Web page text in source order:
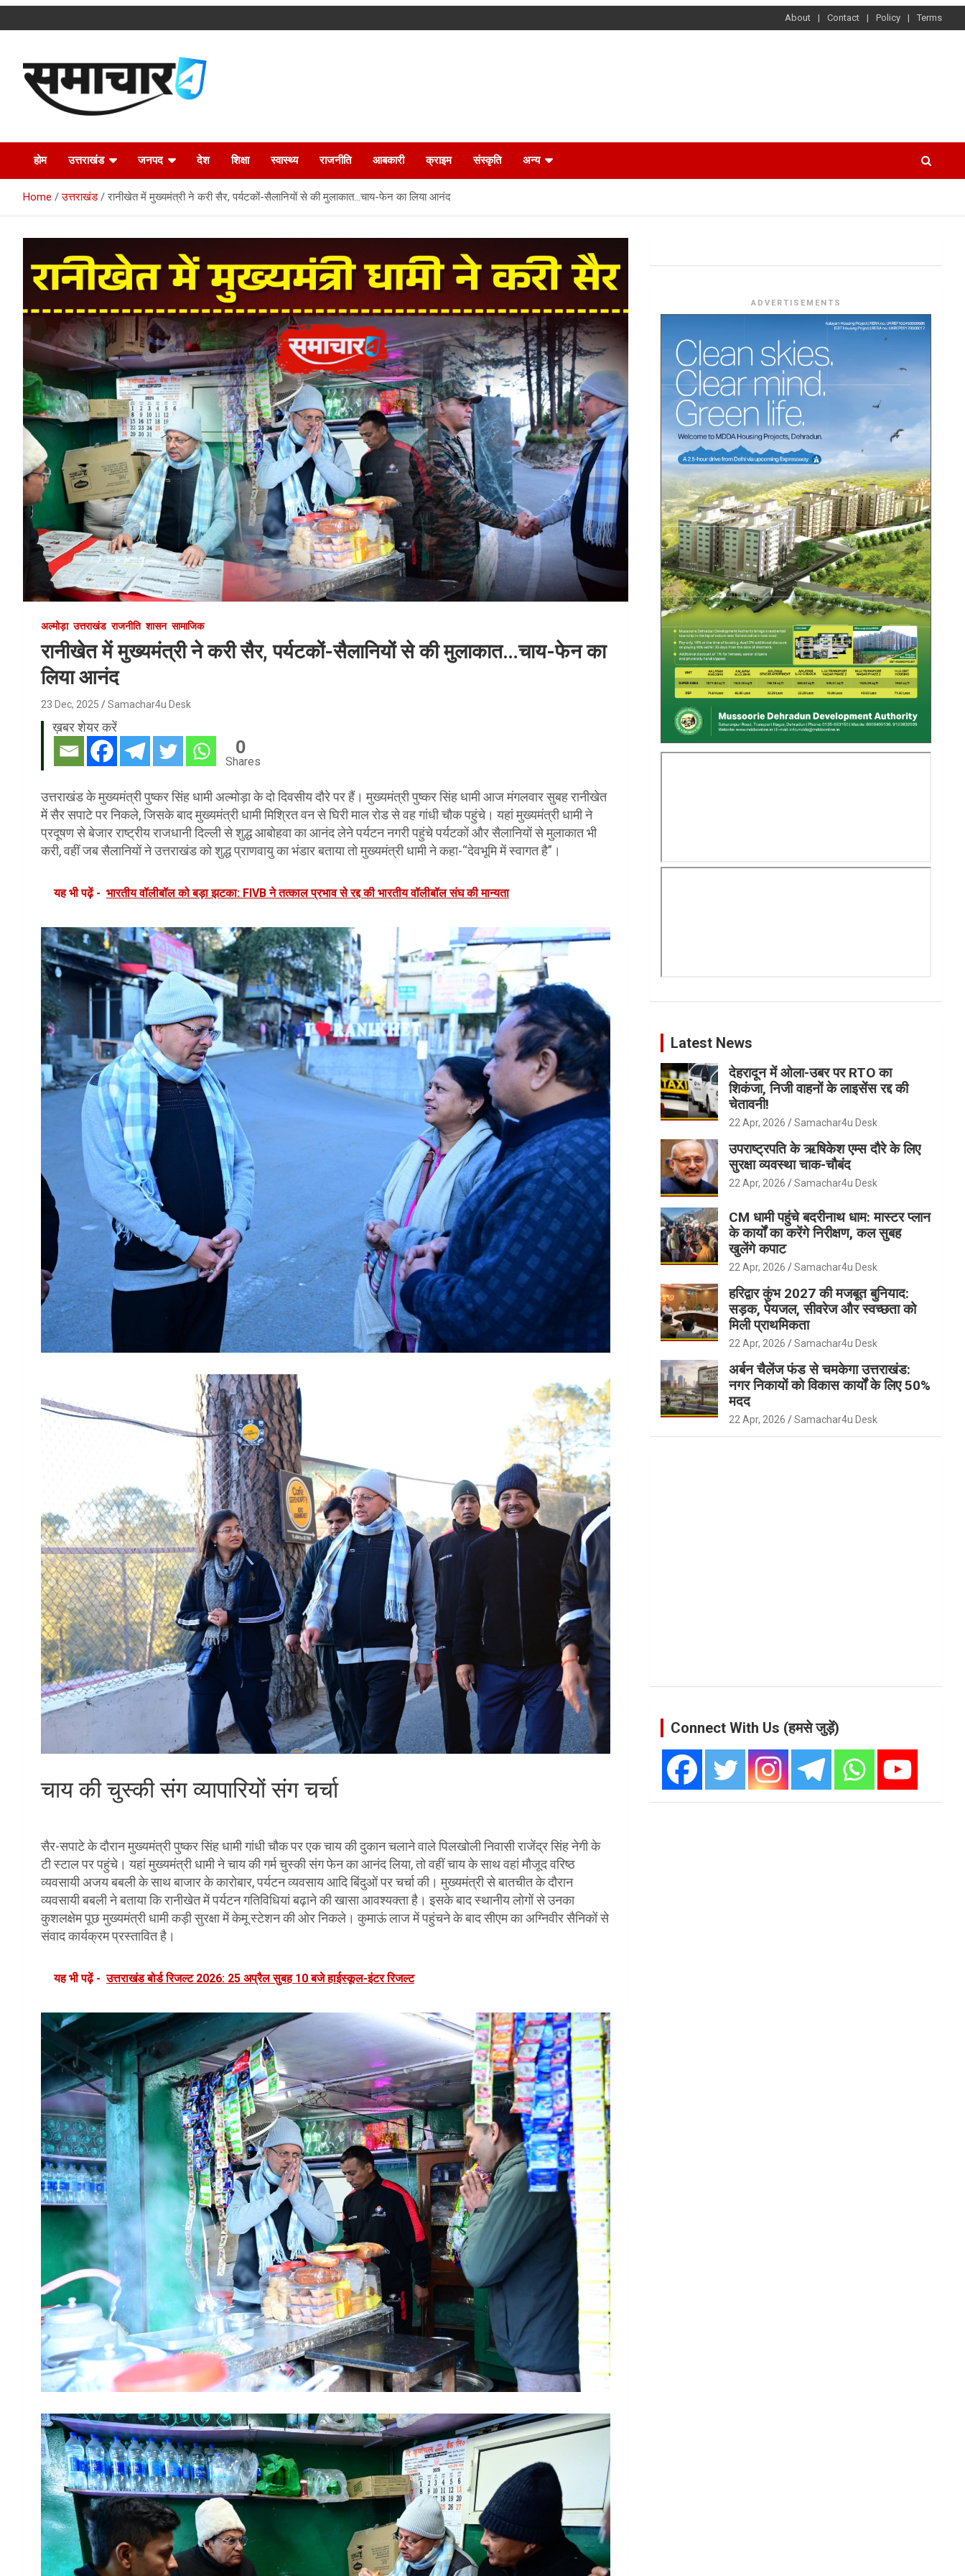
to
About Contact Policy Terms
Samachar4u
होम उत्तराखंड जनपद देश शिक्षा स्वास्थ्य राजनीति आबकारी क्राइम संस्कृति अन्य
Home उत्तराखंड रानीखेत में मुख्यमंत्री ने करी सैर, पर्यटकों-सैलानियों से की मुलाकात…चाय-फेन का लिया आनंद
अल्मोड़ा उत्तराखंड राजनीति शासन सामाजिक
रानीखेत में मुख्यमंत्री ने करी सैर, पर्यटकों-सैलानियों से की मुलाकात…चाय-फेन का
लिया आनंद
23 Dec, 2025 Samachar4u Desk
ख़बर शेयर करें
0
Shares
उत्तराखंड के मुख्यमंत्री पुष्कर सिंह धामी अल्मोड़ा के दो दिवसीय दौरे पर हैं। मुख्यमंत्री पुष्कर सिंह धामी आज मंगलवार सुबह रानीखेत
में सैर सपाटे पर निकले, जिसके बाद मुख्यमंत्री धामी मिश्रित वन से घिरी माल रोड से वह गांधी चौक पहुंचे। यहां मुख्यमंत्री धामी ने
प्रदूषण से बेजार राष्ट्रीय राजधानी दिल्ली से शुद्ध आबोहवा का आनंद लेने पर्यटन नगरी पहुंचे पर्यटकों और सैलानियों से मुलाकात भी
करी, वहीं जब सैलानियों ने उत्तराखंड को शुद्ध प्राणवायु का भंडार बताया तो मुख्यमंत्री धामी ने कहा-“देवभूमि में स्वागत है”।
यह भी पढ़ें - भारतीय वॉलीबॉल को बड़ा झटका: FIVB ने तत्काल प्रभाव से रद्द की भारतीय वॉलीबॉल संघ की मान्यता
चाय की चुस्की संग व्यापारियों संग चर्चा
सैर-सपाटे के दौरान मुख्यमंत्री पुष्कर सिंह धामी गांधी चौक पर एक चाय की दुकान चलाने वाले पिलखोली निवासी राजेंद्र सिंह नेगी के
टी स्टाल पर पहुंचे। यहां मुख्यमंत्री धामी ने चाय की गर्म चुस्की संग फेन का आनंद लिया, तो वहीं चाय के साथ वहां मौजूद वरिष्ठ
व्यवसायी अजय बबली के साथ बाजार के कारोबार, पर्यटन व्यवसाय आदि बिंदुओं पर चर्चा की। मुख्यमंत्री से बातचीत के दौरान
व्यवसायी बबली ने बताया कि रानीखेत में पर्यटन गतिविधियां बढ़ाने की खासा आवश्यक्ता है। इसके बाद स्थानीय लोगों से उनका
कुशलक्षेम पूछ मुख्यमंत्री धामी कड़ी सुरक्षा में केमू स्टेशन की ओर निकले। कुमाऊं लाज में पहुंचने के बाद सीएम का अग्निवीर सैनिकों से
संवाद कार्यक्रम प्रस्तावित है।
यह भी पढ़ें - उत्तराखंड बोर्ड रिजल्ट 2026: 25 अप्रैल सुबह 10 बजे हाईस्कूल-इंटर रिजल्ट
ADVERTISEMENTS
Latest News
देहरादून में ओला-उबर पर RTO का
शिकंजा, निजी वाहनों के लाइसेंस रद्द की
चेतावनी!
22 Apr, 2026 Samachar4u Desk
उपराष्ट्रपति के ऋषिकेश एम्स दौरे के लिए
सुरक्षा व्यवस्था चाक-चौबंद
22 Apr, 2026 Samachar4u Desk
CM धामी पहुंचे बदरीनाथ धाम: मास्टर प्लान
के कार्यों का करेंगे निरीक्षण, कल सुबह
खुलेंगे कपाट
22 Apr, 2026 Samachar4u Desk
हरिद्वार कुंभ 2027 की मजबूत बुनियाद:
सड़क, पेयजल, सीवरेज और स्वच्छता को
मिली प्राथमिकता
22 Apr, 2026 Samachar4u Desk
अर्बन चैलेंज फंड से चमकेगा उत्तराखंड:
नगर निकायों को विकास कार्यों के लिए 50%
मदद
22 Apr, 2026 Samachar4u Desk
Connect With Us (हमसे जुड़ें)